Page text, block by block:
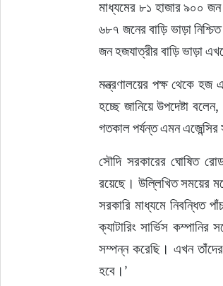
মাধ্যমের ৮১ হাজার ৯০০
৬৮৭ জনের বাড়ি ভাড়া
জন হজযাত্রীর বাড়ি ভাড়া
মন্ত্রণালয়ের পক্ষ থেকে হজ
হচ্ছে জানিয়ে উপদেষ্টা
গতকাল পর্যন্ত এমন
সৌদি সরকারের ঘোষিত
রয়েছে। উল্লিখিত সময়ের
সরকারি মাধ্যমে নিবন্ধিত
ক্যাটারিং সার্ভিস
সম্পন্ন করেছি। এখন
হবে।’